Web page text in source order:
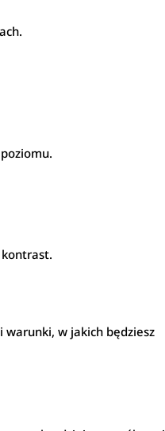
w jakich będziesz